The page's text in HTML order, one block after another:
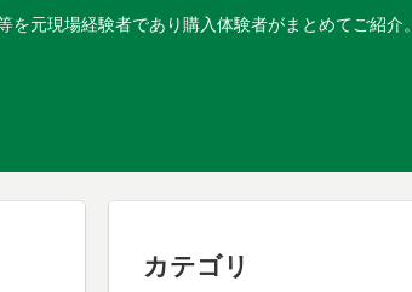
元現場経験者であり購入体験者がまとめてご紹介。
カテゴリ